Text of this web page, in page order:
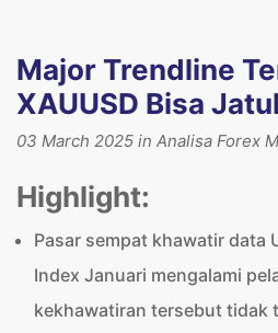
Major Trendline
XAUUSD Bisa
03 March 2025 in Analisa Forex
Highlight:
Pasar sempat khawatir data
Index Januari mengalami
kekhawatiran tersebut tidak